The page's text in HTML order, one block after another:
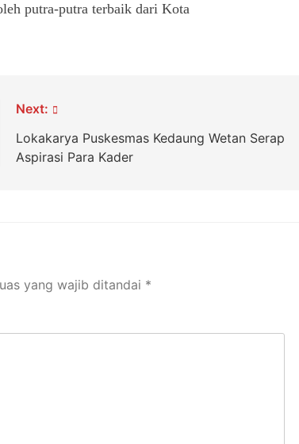
putra-putra terbaik dari Kota
Next:
Lokakarya Puskesmas Kedaung Wetan Serap
Aspirasi Para Kader
yang wajib ditandai *